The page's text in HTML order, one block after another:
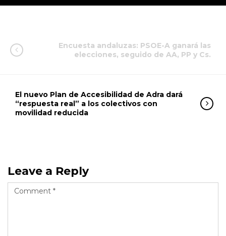
Encuesta andaluzas: PSOE-A ganará las
elecciones, seguido de AA, PP y Cs.
El nuevo Plan de Accesibilidad de Adra dará
“respuesta real” a los colectivos con
movilidad reducida
Leave a Reply